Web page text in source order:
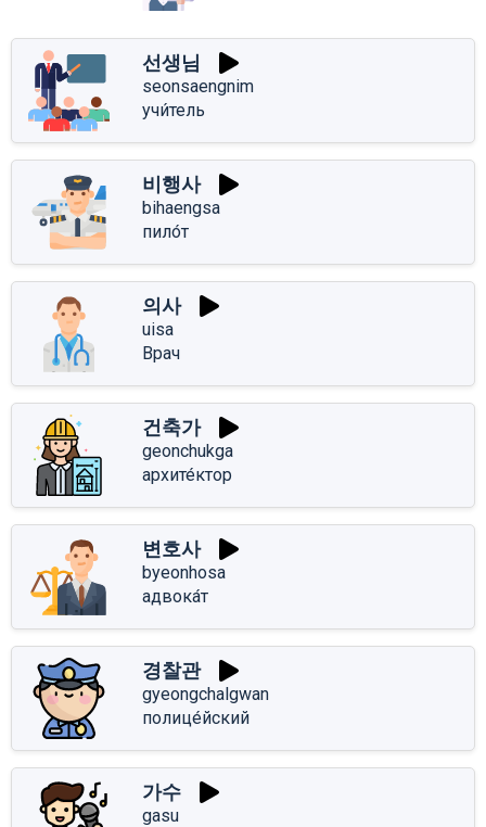
선생님
seonsaengnim
учи́тель
비행사
bihaengsa
пило́т
의사
uisa
Врач
건축가
geonchukga
архите́ктор
변호사
byeonhosa
адвока́т
경찰관
gyeongchalgwan
полице́йский
가수
gasu